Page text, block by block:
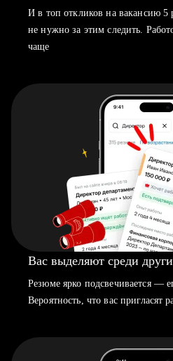
И в топ откликов на вакансию
не нужно за этим следить.
чаще
Вас выделяют среди
Резюме ярко подсвечивается —
Вероятность, что вас пригласят